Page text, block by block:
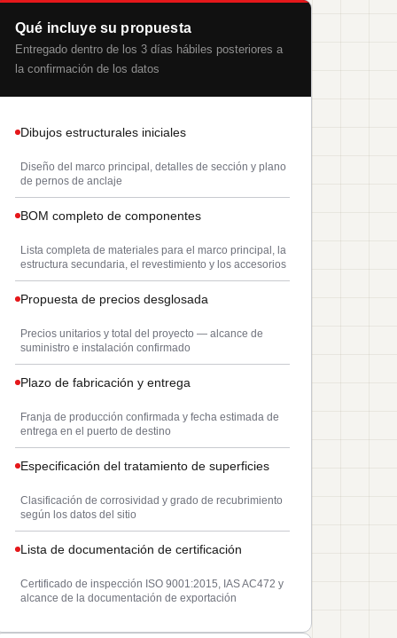
Qué incluye su propuesta
Entregado dentro de los 3 días hábiles posteriores a
la confirmación de los datos
Dibujos estructurales iniciales
Diseño del marco principal, detalles de sección y plano
de pernos de anclaje
BOM completo de componentes
Lista completa de materiales para el marco principal, la
estructura secundaria, el revestimiento y los accesorios
Propuesta de precios desglosada
Precios unitarios y total del proyecto — alcance de
suministro e instalación confirmado
Plazo de fabricación y entrega
Franja de producción confirmada y fecha estimada de
entrega en el puerto de destino
Especificación del tratamiento de superficies
Clasificación de corrosividad y grado de recubrimiento
según los datos del sitio
Lista de documentación de certificación
Certificado de inspección ISO 9001:2015, IAS AC472 y
alcance de la documentación de exportación